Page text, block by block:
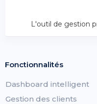
L'outil de gestion
Fonctionnalités
Dashboard intelligent
Gestion des clients